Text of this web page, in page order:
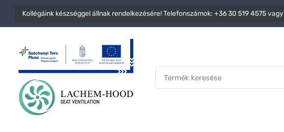
Kollégáink készséggel állnak rendelkezésére! Telefonszámok: +36 30 519 4575vagy